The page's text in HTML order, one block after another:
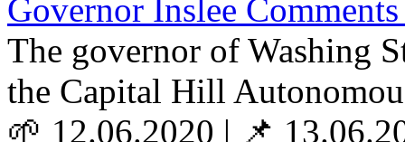
Governor Inslee
The governor of Washing
the Capital Hill
🌱 12.06.2020 | 📌